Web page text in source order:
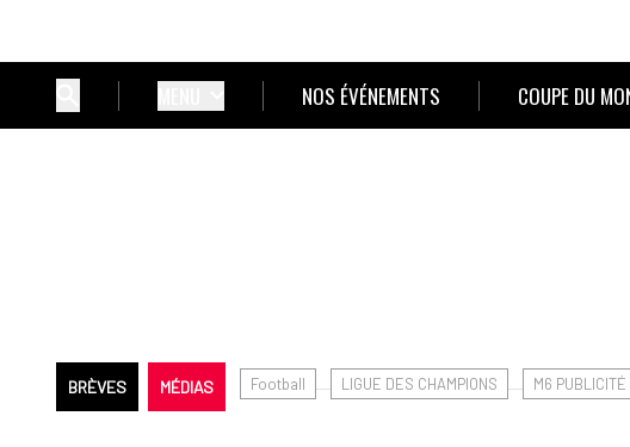
NOS ÉVÉNEMENTS COUPE DU
BRÈVES MÉDIAS Football LIGUE DES CHAMPIONS M6 PUBLICITÉ